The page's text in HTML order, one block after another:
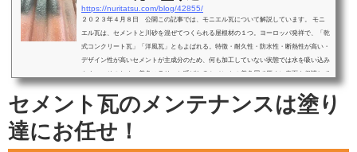
https://nuritatsu.com/blog/42855/
２０２３年４月８日 公開この記事では、モニエル瓦について解説しています。 モニ
エル瓦は、セメントと川砂を混ぜてつくられる屋根材の１つ。ヨーロッパ発祥で、「乾
式コンクリート瓦」「洋風瓦」ともよばれる。特徴・耐久性・防水性・断熱性が高い・
デザイン性が高いセメントが主成分のため、何も加工していない状態では水を吸い込み
やすい。そのため、着色スラリーと呼ばれるセメントの着色層で厚めに表面を保護して
いる。 塗り替え時の注意塗り替え時は、密着が悪くなるため、スラリー層を完全に取
り除いてから塗装する...
セメント瓦のメンテナンスは塗り
達にお任せ！